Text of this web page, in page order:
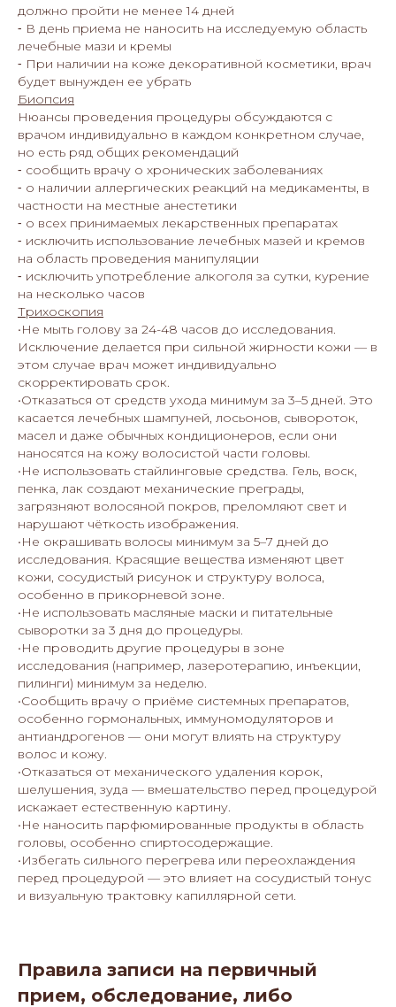
должно пройти не менее 14 дней
⁃ В день приема не наносить на исследуемую область
лечебные мази и кремы
⁃ При наличии на коже декоративной косметики, врач
будет вынужден ее убрать
Биопсия
Нюансы проведения процедуры обсуждаются с
врачом индивидуально в каждом конкретном случае,
но есть ряд общих рекомендаций
⁃ сообщить врачу о хронических заболеваниях
⁃ о наличии аллергических реакций на медикаменты, в
частности на местные анестетики
⁃ о всех принимаемых лекарственных препаратах
⁃ исключить использование лечебных мазей и кремов
на область проведения манипуляции
⁃ исключить употребление алкоголя за сутки, курение
на несколько часов
Трихоскопия
•Не мыть голову за 24-48 часов до исследования.
Исключение делается при сильной жирности кожи — в
этом случае врач может индивидуально
скорректировать срок.
•Отказаться от средств ухода минимум за 3–5 дней. Это
касается лечебных шампуней, лосьонов, сывороток,
масел и даже обычных кондиционеров, если они
наносятся на кожу волосистой части головы.
•Не использовать стайлинговые средства. Гель, воск,
пенка, лак создают механические преграды,
загрязняют волосяной покров, преломляют свет и
нарушают чёткость изображения.
•Не окрашивать волосы минимум за 5–7 дней до
исследования. Красящие вещества изменяют цвет
кожи, сосудистый рисунок и структуру волоса,
особенно в прикорневой зоне.
•Не использовать масляные маски и питательные
сыворотки за 3 дня до процедуры.
•Не проводить другие процедуры в зоне
исследования (например, лазеротерапию, инъекции,
пилинги) минимум за неделю.
•Сообщить врачу о приёме системных препаратов,
особенно гормональных, иммуномодуляторов и
антиандрогенов — они могут влиять на структуру
волос и кожу.
•Отказаться от механического удаления корок,
шелушения, зуда — вмешательство перед процедурой
искажает естественную картину.
•Не наносить парфюмированные продукты в область
головы, особенно спиртосодержащие.
•Избегать сильного перегрева или переохлаждения
перед процедурой — это влияет на сосудистый тонус
и визуальную трактовку капиллярной сети.
Правила записи на первичный
прием, обследование, либо